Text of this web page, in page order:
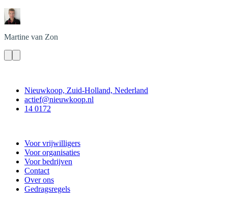
Martine van Zon
Nieuwkoop, Zuid-Holland, Nederland
actief@nieuwkoop.nl
14 0172
Voor vrijwilligers
Voor organisaties
Voor bedrijven
Contact
Over ons
Gedragsregels